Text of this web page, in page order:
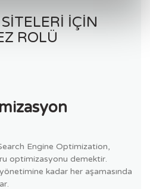
IÇIN
ROLÜ
Engine Optimization,
optimizasyonu demektir.
kadar her aşamasında